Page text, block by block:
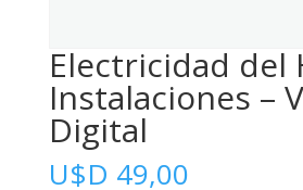
Electricidad del
Instalaciones –
Digital
U$D 49,00